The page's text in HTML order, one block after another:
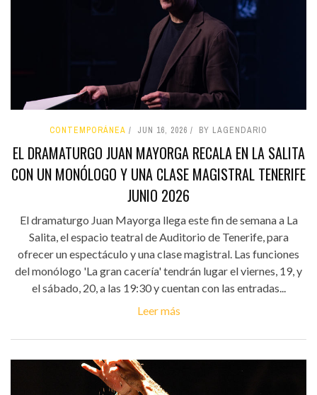
CONTEMPORÁNEA JUN 16, 2026 BY LAGENDARIO
EL DRAMATURGO JUAN MAYORGA RECALA EN LA SALITA
CON UN MONÓLOGO Y UNA CLASE MAGISTRAL TENERIFE
JUNIO 2026
El dramaturgo Juan Mayorga llega este fin de semana a La
Salita, el espacio teatral de Auditorio de Tenerife, para
ofrecer un espectáculo y una clase magistral. Las funciones
del monólogo 'La gran cacería' tendrán lugar el viernes, 19, y
el sábado, 20, a las 19:30 y cuentan con las entradas...
Leer más